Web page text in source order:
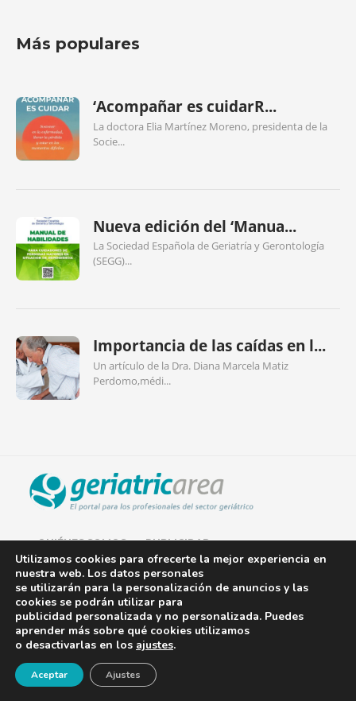
Más populares
‘Acompañar es cuidarR...
La doctora Elia Martínez Moreno, presidenta de la
Socie...
Nueva edición del ‘Manua...
La Sociedad Española de Geriatría y Gerontología
(SEGG)...
Importancia de las caídas en l...
Un artículo de la Dra. Diana Marcela Matiz
Perdomo,médi...
QUIÉNES SOMOS PUBLICIDAD
AVISO LEGAL
POLÍTICA DE COOKIES
POLÍTICA DE PRIVACIDAD
CONTACTO¡Newsletter!
Utilizamos cookies para ofrecerte la mejor experiencia en
nuestra web. Los datos personales
se utilizarán para la personalización de anuncios y las
cookies se podrán utilizar para
publicidad personalizada y no personalizada. Puedes
aprender más sobre qué cookies utilizamos
o desactivarlas en los ajustes.
Aceptar Ajustes